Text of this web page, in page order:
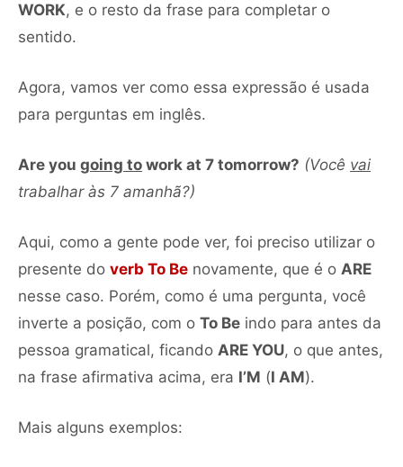
WORK, e o resto da frase para completar o
sentido.
Agora, vamos ver como essa expressão é usada
para perguntas em inglês.
Are you going to work at 7 tomorrow? (Você vai
trabalhar às 7 amanhã?)
Aqui, como a gente pode ver, foi preciso utilizar o
presente do verb To Be novamente, que é o ARE
nesse caso. Porém, como é uma pergunta, você
inverte a posição, com o To Be indo para antes da
pessoa gramatical, ficando ARE YOU, o que antes,
na frase afirmativa acima, era I’M (I AM).
Mais alguns exemplos: